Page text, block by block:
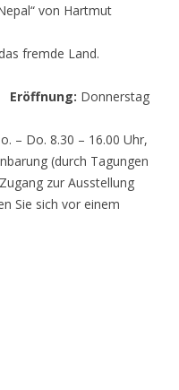
von Hartmut
fremde Land.
Eröffnung: Donnerstag
– Do. 8.30 – 16.00 Uhr,
(durch Tagungen
zur Ausstellung
Sie sich vor einem